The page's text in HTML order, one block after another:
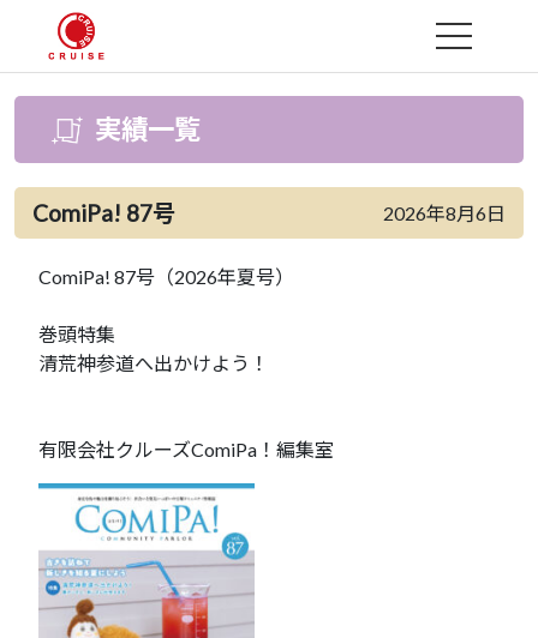
MENU
実績一覧
ComiPa! 87号 2026年8月6日
ComiPa! 87号（2026年夏号）
巻頭特集
清荒神参道へ出かけよう！
有限会社クルーズComiPa！編集室